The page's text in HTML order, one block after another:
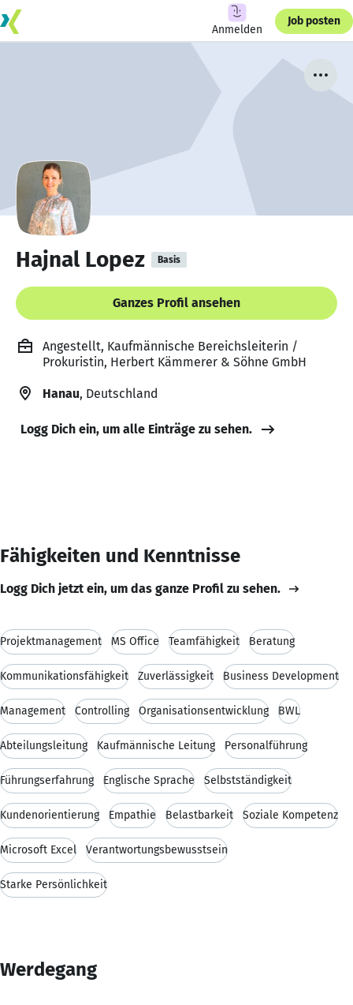
Anmelden
Job posten
Hajnal Lopez Basis
Ganzes Profil ansehen
Angestellt, Kaufmännische Bereichsleiterin /
Prokuristin, Herbert Kämmerer & Söhne GmbH
Hanau, Deutschland
Logg Dich ein, um alle Einträge zu sehen.
Fähigkeiten und Kenntnisse
Logg Dich jetzt ein, um das ganze Profil zu sehen.
Projektmanagement MS Office Teamfähigkeit Beratung
Kommunikationsfähigkeit Zuverlässigkeit Business Development
Management Controlling Organisationsentwicklung BWL
Abteilungsleitung Kaufmännische Leitung Personalführung
Führungserfahrung Englische Sprache Selbstständigkeit
Kundenorientierung Empathie Belastbarkeit Soziale Kompetenz
Microsoft Excel Verantwortungsbewusstsein
Starke Persönlichkeit
Werdegang